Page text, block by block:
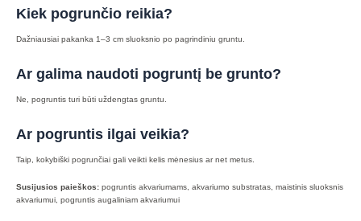
Kiek pogrunčio reikia?
Dažniausiai pakanka 1–3 cm sluoksnio po pagrindiniu gruntu.
Ar galima naudoti pogruntį be grunto?
Ne, pogruntis turi būti uždengtas gruntu.
Ar pogruntis ilgai veikia?
Taip, kokybiški pogrunčiai gali veikti kelis mėnesius ar net metus.
Susijusios paieškos: pogruntis akvariumams, akvariumo substratas, maistinis sluoksnis
akvariumui, pogruntis augaliniam akvariumui